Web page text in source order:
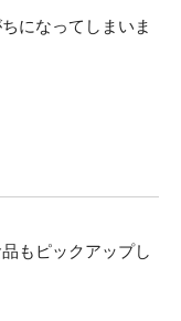
になってしまいま
もピックアップし